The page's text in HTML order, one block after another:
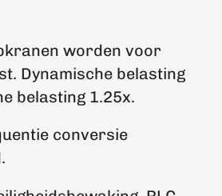
worden voor
Dynamische belasting
belasting 1.25x.
conversie